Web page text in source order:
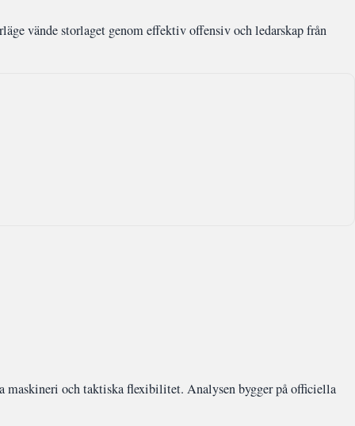
vände storlaget genom effektiv offensiv och ledarskap från
maskineri och taktiska flexibilitet. Analysen bygger på officiella